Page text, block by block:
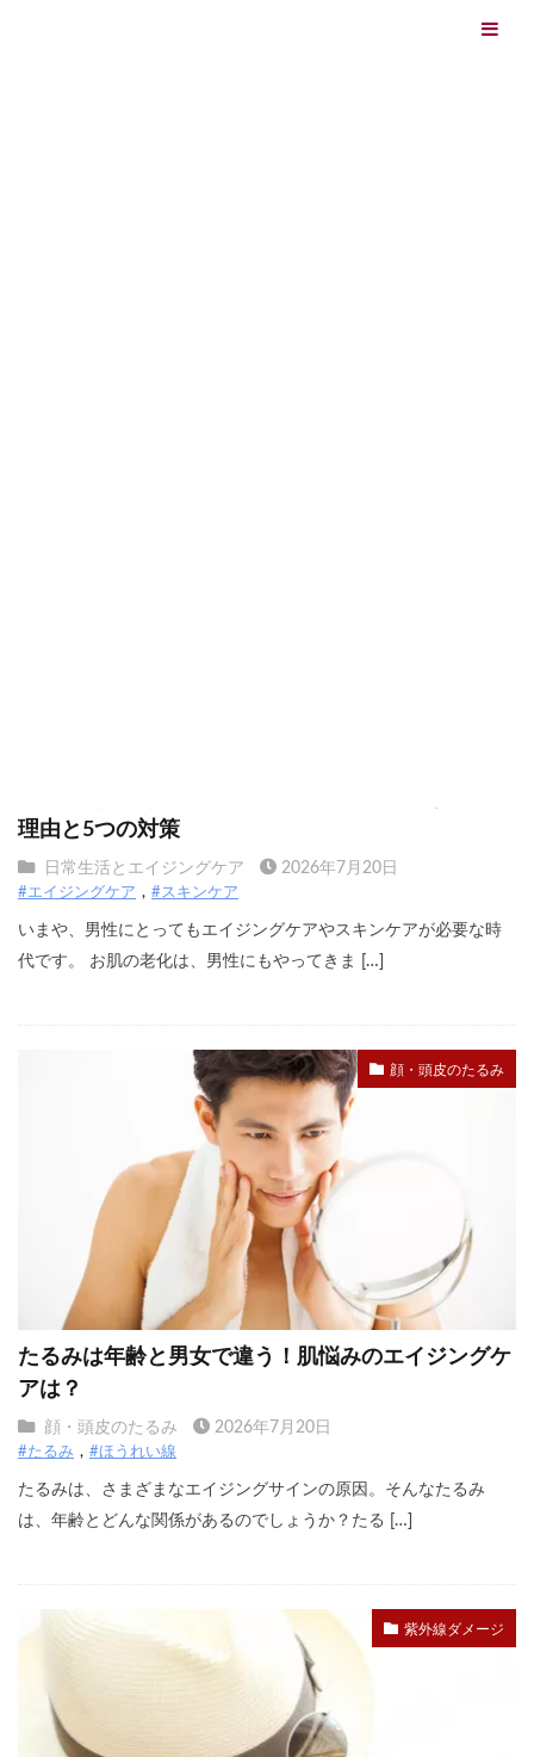
理由と5つの対策
日常生活とエイジングケア 2026年7月20日
#エイジングケア #スキンケア
いまや、男性にとってもエイジングケアやスキンケアが必要な時
代です。 お肌の老化は、男性にもやってきま […]
顔・頭皮のたるみ
たるみは年齢と男女で違う！肌悩みのエイジングケ
アは？
顔・頭皮のたるみ 2026年7月20日
#たるみ #ほうれい線
たるみは、さまざまなエイジングサインの原因。そんなたるみ
は、年齢とどんな関係があるのでしょうか？たる […]
紫外線ダメージ